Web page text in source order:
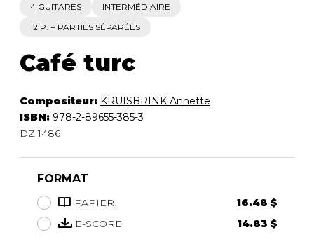
4 GUITARES
INTERMÉDIAIRE
12 P. + PARTIES SÉPARÉES
Café turc
Compositeur: KRUISBRINK Annette
ISBN: 978-2-89655-385-3
DZ 1486
FORMAT
PAPIER
16.48 $
E-SCORE
14.83 $